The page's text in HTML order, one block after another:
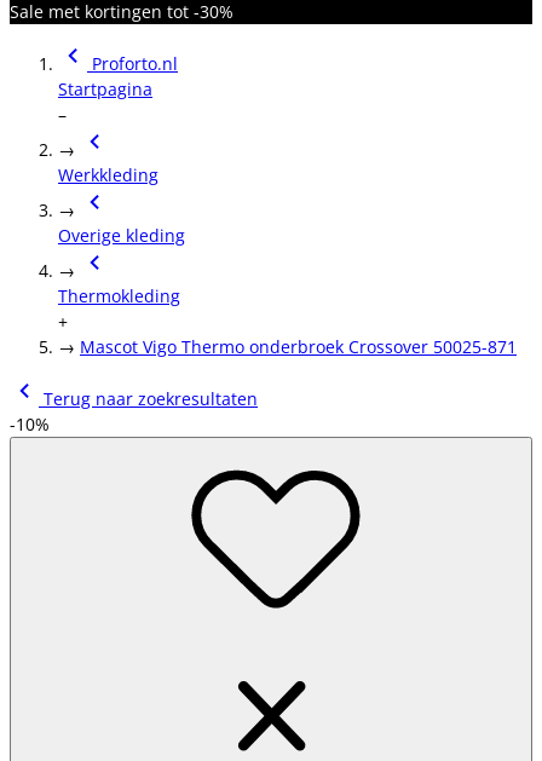
Sale met kortingen tot -30%
Proforto.nl
Startpagina
–
→
Werkkleding
→
Overige kleding
→
Thermokleding
+
→ Mascot Vigo Thermo onderbroek Crossover 50025-871
Terug naar zoekresultaten
-10%